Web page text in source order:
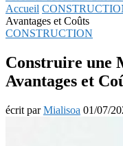
Accueil
Avantages et Coûts
CONSTRUCTION
Construire une
Avantages et
écrit parMialisoa 01/07/